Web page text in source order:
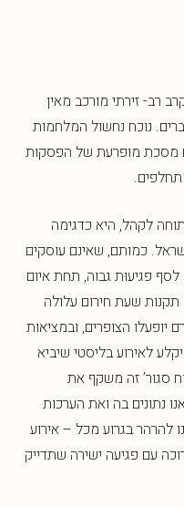
רב- זירתי מורכב מאין
נוכח נחשול המלחמות
מסכת מופרעת של הפסקות
לקהל, היא כדגימה
כמותם, שאינם עוסקים
לסף פגיעוּת גבוה, תחת איום
שעת חירום עלולה
הצופרים, ובמציאות
לאירוע בליסטי שיביא
סגור’ זה משקף את
נתונים בה ואת הערכות
להרהר בגרוע מכל – אירוע
עם פגיעה ישירה שתדייק